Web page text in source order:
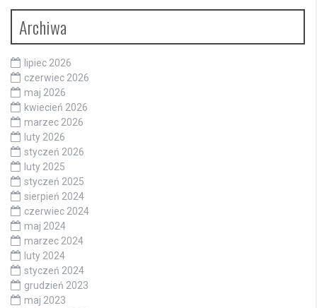
Archiwa
lipiec 2026
czerwiec 2026
maj 2026
kwiecień 2026
marzec 2026
luty 2026
styczeń 2026
luty 2025
styczeń 2025
sierpień 2024
czerwiec 2024
maj 2024
marzec 2024
luty 2024
styczeń 2024
grudzień 2023
maj 2023